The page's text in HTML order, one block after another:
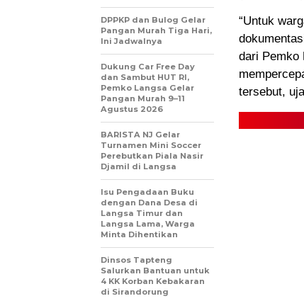
“Untuk
dari Pemko
tersebut,
DPPKP dan Bulog Gelar
Pangan Murah Tiga Hari,
Ini Jadwalnya
Dukung Car Free Day
dan Sambut HUT RI,
Pemko Langsa Gelar
Pangan Murah 9–11
Agustus 2026
BARISTA NJ Gelar
Turnamen Mini Soccer
Perebutkan Piala Nasir
Djamil di Langsa
Isu Pengadaan Buku
dengan Dana Desa di
Langsa Timur dan
Langsa Lama, Warga
Minta Dihentikan
Dinsos Tapteng
Salurkan Bantuan untuk
4 KK Korban Kebakaran
di Sirandorung